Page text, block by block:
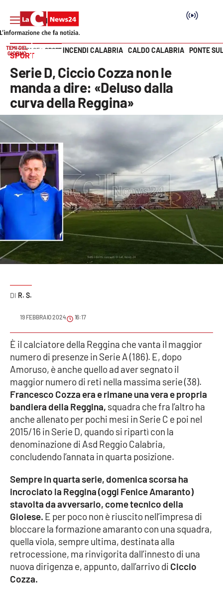
SEZIONI
Cronaca
Politica
Attualità
Economia e lavoro
Italia Mondo
Sport
Meteo
Editoriali
VIDEO
Ambiente
Cronaca
Economia e Lavoro
Politica
Sanità
Società
Vai
TEMI DEL
GIORNO
INCENDI CALABRIA CALDO CALABRIA PONTE
HOME PAGE SPORT
SPORT
Serie D, Ciccio Cozza non le
manda a dire: «Deluso dalla
curva della Reggina»
R. S.
19 FEBBRAIO 2024 16:17
È il calciatore della Reggina che vanta il maggior
numero di presenze in Serie A (186). E, dopo
Amoruso, è anche quello ad aver segnato il
maggior numero di reti nella massima serie (38).
Francesco Cozza era e rimane una vera e propria
bandiera della Reggina, squadra che fra l’altro ha
anche allenato per pochi mesi in Serie C e poi nel
2015/16 in Serie D, quando si ripartì con la
denominazione di Asd Reggio Calabria,
concludendo l’annata in quarta posizione.
Sempre in quarta serie, domenica scorsa ha
incrociato la Reggina (oggi Fenice Amaranto)
stavolta da avversario, come tecnico della
Gioiese. E per poco non è riuscito nell’impresa di
bloccare la formazione amaranto con una squadra,
quella viola, sempre ultima, destinata alla
retrocessione, ma rinvigorita dall’innesto di una
nuova dirigenza e, appunto, dall’arrivo di Ciccio
Cozza.